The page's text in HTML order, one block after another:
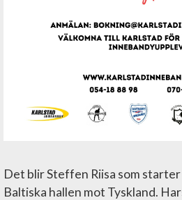
Det blir Steffen Riisa som
Baltiska hallen mot Tyskland.